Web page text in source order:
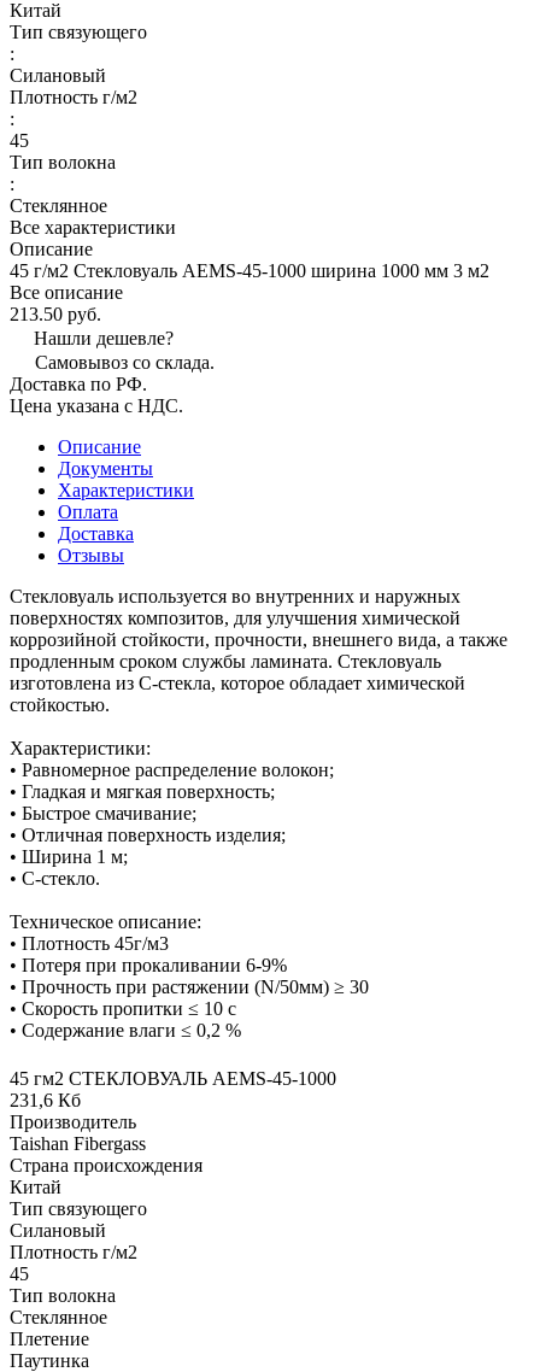
Китай
Тип связующего
:
Силановый
Плотность г/м2
:
45
Тип волокна
:
Стеклянное
Все характеристики
Описание
45 г/м2 Стекловуаль AEMS-45-1000 ширина 1000 мм 3 м2
Все описание
213.50 руб.
Нашли дешевле?
Самовывоз со склада.
Доставка по РФ.
Цена указана с НДС.
Описание
Документы
Характеристики
Оплата
Доставка
Отзывы
Стекловуаль используется во внутренних и наружных
поверхностях композитов, для улучшения химической
коррозийной стойкости, прочности, внешнего вида, а также
продленным сроком службы ламината. Стекловуаль
изготовлена из С-стекла, которое обладает химической
стойкостью.
Характеристики:
• Равномерное распределение волокон;
• Гладкая и мягкая поверхность;
• Быстрое смачивание;
• Отличная поверхность изделия;
• Ширина 1 м;
• С-стекло.
Техническое описание:
• Плотность 45г/м3
• Потеря при прокаливании 6-9%
• Прочность при растяжении (N/50мм) ≥ 30
• Скорость пропитки ≤ 10 с
• Содержание влаги ≤ 0,2 %
45 гм2 СТЕКЛОВУАЛЬ AEMS-45-1000
231,6 Кб
Производитель
Taishan Fibergass
Страна происхождения
Китай
Тип связующего
Силановый
Плотность г/м2
45
Тип волокна
Стеклянное
Плетение
Паутинка